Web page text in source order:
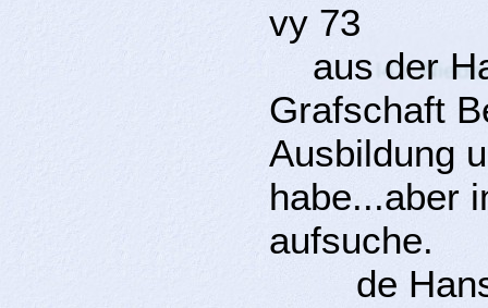
vy 73
aus der
Grafschaft
Ausbildung
habe...aber
aufsuche.
de